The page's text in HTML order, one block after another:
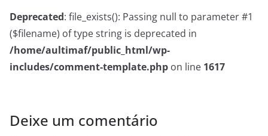
Deprecated: file_exists(): Passing null to parameter #1
($filename) of type string is deprecated in
/home/aultimaf/public_html/wp-
includes/comment-template.php on line 1617
Deixe um comentário